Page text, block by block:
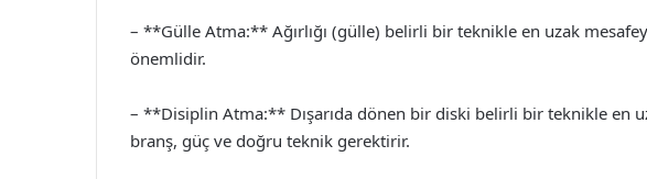
– **Gülle Atma:** Ağırlığı (gülle) belirli bir teknikle en uzak
önemlidir.
– **Disiplin Atma:** Dışarıda dönen bir diski belirli bir teknikle en
branş, güç ve doğru teknik gerektirir.